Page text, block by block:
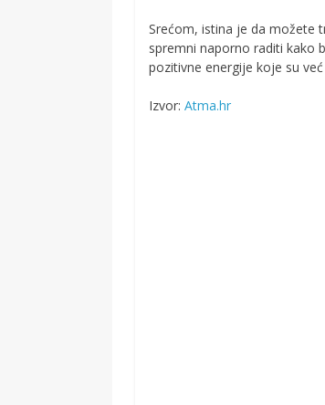
Srećom, istina je da možete
spremni naporno raditi kako
pozitivne energije koje su
Izvor:Atma.hr